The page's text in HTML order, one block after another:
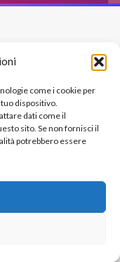
come i cookie per
dispositivo.
dati come il
sito. Se non fornisci il
potrebbero essere